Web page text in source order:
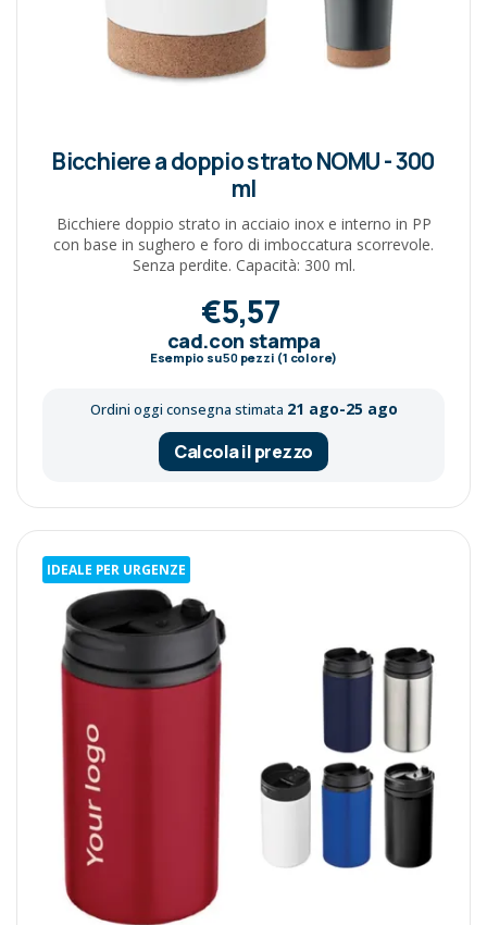
Bicchiere a doppio strato NOMU - 300
ml
Bicchiere doppio strato in acciaio inox e interno in PP
con base in sughero e foro di imboccatura scorrevole.
Senza perdite. Capacità: 300 ml.
€5,57
cad.con stampa
Esempio su50pezzi (1 colore)
Ordini oggi consegna stimata 21 ago-25 ago
Calcola il prezzo
IDEALE PER URGENZE